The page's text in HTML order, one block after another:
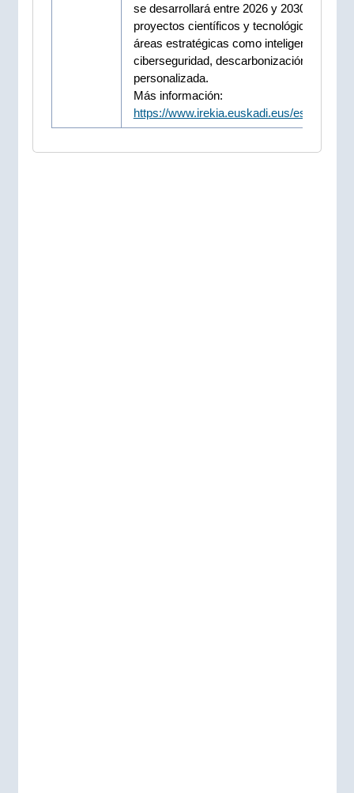
se desarrollará entre 2026 y 2030,
proyectos científicos y tecnológicos en
áreas estratégicas como inteligencia
ciberseguridad, descarbonización o salud
personalizada.
Más información:
https://www.irekia.euskadi.eus/es/news/